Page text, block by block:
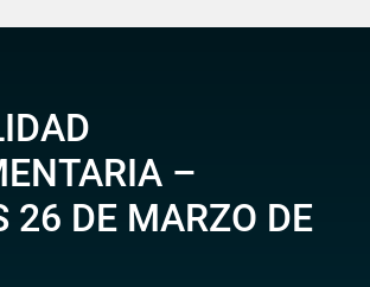
–
26 DE MARZO DE